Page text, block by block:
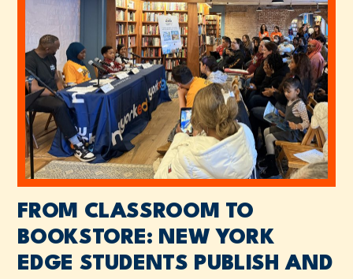
FROM CLASSROOM TO
BOOKSTORE: NEW YORK
EDGE STUDENTS PUBLISH AND